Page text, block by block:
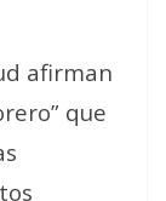
afirman
que